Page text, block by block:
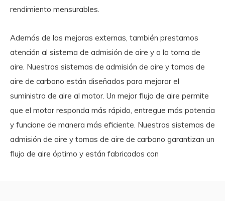
rendimiento mensurables.
Además de las mejoras externas, también prestamos
atención al sistema de admisión de aire y a la toma de
aire. Nuestros sistemas de admisión de aire y tomas de
aire de carbono están diseñados para mejorar el
suministro de aire al motor. Un mejor flujo de aire permite
que el motor responda más rápido, entregue más potencia
y funcione de manera más eficiente. Nuestros sistemas de
admisión de aire y tomas de aire de carbono garantizan un
flujo de aire óptimo y están fabricados con